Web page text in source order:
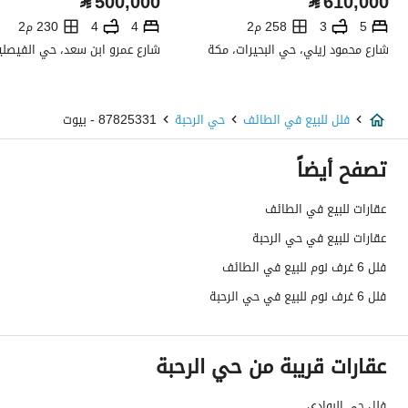
تفاصيل اضافية
عرض الشارع
10
رقم المخطط
رقم صك الملكية
واجهة العقار
حدود واطوال العقار
قنوات الاعلان
منصة مرخصة ،لوحة اعلانية ،منصات
5
3
258 م2
شارع محمود زيني، حي البحيرات، مكة
4
4 230 م2
فلل للبيع في الطائف حي الرحبة 87825331 - بيوت
تصفح أيضاً
عقارات للبيع في الطائف
عقارات للبيع في حي الرحبة
فلل 6 غرف نوم للبيع في الطائف
فلل 6 غرف نوم للبيع في حي الرحبة
عقارات قريبة من حي الرحبة